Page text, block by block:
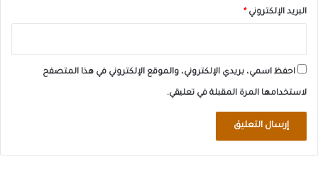
البريد الإلكتروني *
احفظ اسمي، بريدي الإلكتروني، والموقع الإلكتروني في هذا المتصفح
لاستخدامها المرة المقبلة في تعليقي.